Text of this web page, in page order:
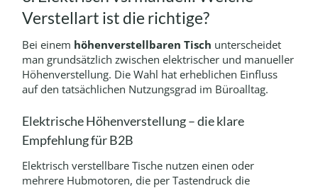
Verstellart ist die richtige?
Bei einem höhenverstellbaren Tisch unterscheidet
man grundsätzlich zwischen elektrischer und manueller
Höhenverstellung. Die Wahl hat erheblichen Einfluss
auf den tatsächlichen Nutzungsgrad im Büroalltag.
Elektrische Höhenverstellung – die klare
Empfehlung für B2B
Elektrisch verstellbare Tische nutzen einen oder
mehrere Hubmotoren, die per Tastendruck die